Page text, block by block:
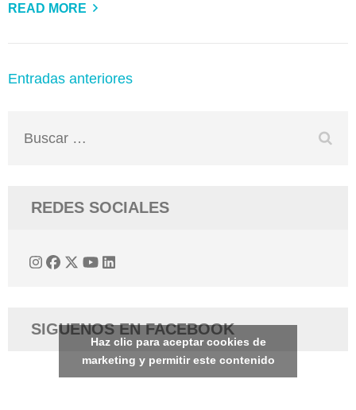
READ MORE
Navegación
Entradas anteriores
REDES SOCIALES
SIGUENOS EN FACEBOOK
Haz clic para aceptar cookies de
marketing y permitir este contenido